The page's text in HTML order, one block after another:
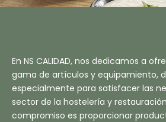
En NS CALIDAD, nos dedicamos a
gama de artículos y equipamiento,
especialmente para satisfacer las
sector de la hostelería y
compromiso es proporcionar